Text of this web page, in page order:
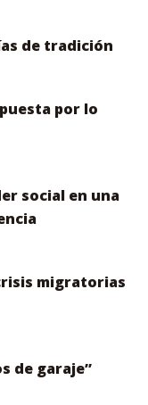
de tradición
por lo
social en una
migratorias
de garaje”